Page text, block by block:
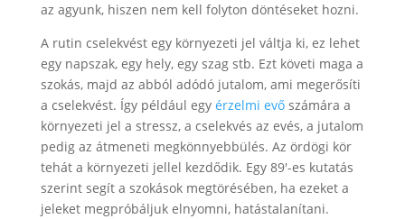
az agyunk, hiszen nem kell folyton döntéseket hozni.
A rutin cselekvést egy környezeti jel váltja ki, ez lehet
egy napszak, egy hely, egy szag stb. Ezt követi maga a
szokás, majd az abból adódó jutalom, ami megerősíti
a cselekvést. Így például egy érzelmi evőszámára a
környezeti jel a stressz, a cselekvés az evés, a jutalom
pedig az átmeneti megkönnyebbülés. Az ördögi kör
tehát a környezeti jellel kezdődik. Egy 89′-es kutatás
szerint segít a szokások megtörésében, ha ezeket a
jeleket megpróbáljuk elnyomni, hatástalanítani.